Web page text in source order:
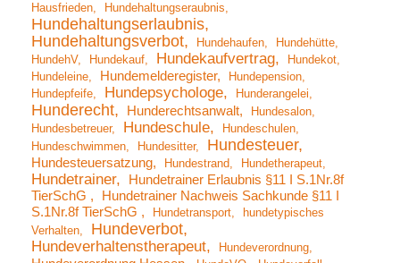
Hausfrieden
Hundehaltungseraubnis
Hundehaltungserlaubnis
Hundehaltungsverbot
Hundehaufen
Hundehütte
HundehV
Hundekauf Hundekaufvertrag
Hundekot
Hundeleine
Hundemelderegister
Hundepension
Hundepfeife
Hundepsychologe Hunderangelei
Hunderecht Hunderechtsanwalt
Hundesalon
Hundesbetreuer
Hundeschule
Hundeschulen
Hundeschwimmen
Hundesitter Hundesteuer
Hundesteuersatzung Hundestrand Hundetherapeut
Hundetrainer
Hundetrainer Erlaubnis §11 I S.1Nr.8f
TierSchG
Hundetrainer Nachweis Sachkunde §11 I
S.1Nr.8f TierSchG
Hundetransport
hundetypisches
Verhalten
Hundeverbot
Hundeverhaltenstherapeut Hundeverordnung